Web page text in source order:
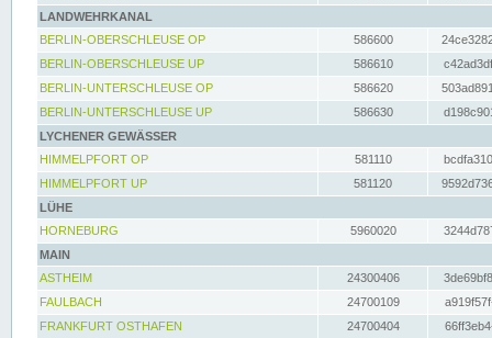
LANDWEHRKANAL
BERLIN-OBERSCHLEUSE OP
586600
BERLIN-OBERSCHLEUSE UP
586610
BERLIN-UNTERSCHLEUSE OP
586620
BERLIN-UNTERSCHLEUSE UP
586630
LYCHENER GEWÄSSER
HIMMELPFORT OP
581110
HIMMELPFORT UP
581120
LÜHE
HORNEBURG
5960020
MAIN
ASTHEIM
24300406
FAULBACH
24700109
FRANKFURT OSTHAFEN
24700404